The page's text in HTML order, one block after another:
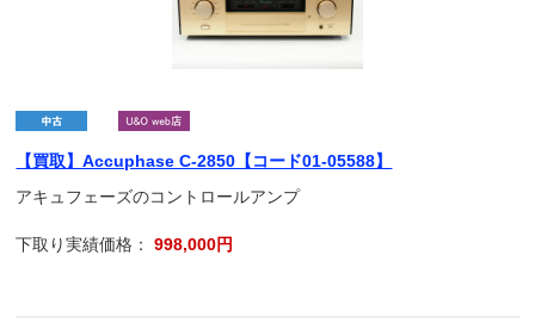
【買取】Accuphase C-2850【コード01-05588】
アキュフェーズのコントロールアンプ
下取り実績価格：998,000円